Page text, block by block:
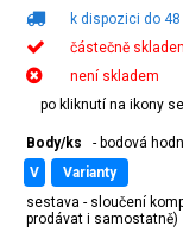
k dispozici do
částečně
není skladem
po kliknutí na ikony
Body/ks
- bodová
v
varianty
sestava - sloučení
prodávat i samostatně)